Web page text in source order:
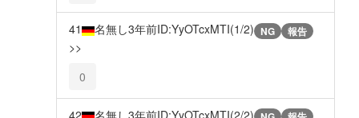
41 名無し3年前ID:YyOTcxMTI(1/2) NG 報告
>>
0
42 名無し3年前ID:YyOTcxMTI(2/2)